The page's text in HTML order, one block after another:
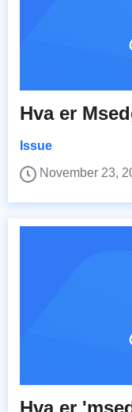
Hva er
Issue
November 23,
Hva er